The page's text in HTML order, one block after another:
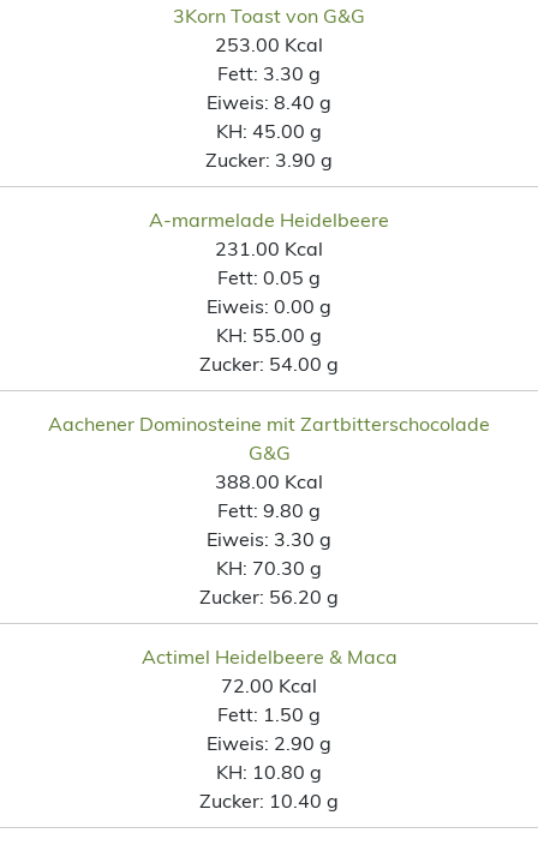
3Korn Toast von G&G
253.00 Kcal
Fett: 3.30 g
Eiweis: 8.40 g
KH: 45.00 g
Zucker: 3.90 g
A-marmelade Heidelbeere
231.00 Kcal
Fett: 0.05 g
Eiweis: 0.00 g
KH: 55.00 g
Zucker: 54.00 g
Aachener Dominosteine mit Zartbitterschocolade
G&G
388.00 Kcal
Fett: 9.80 g
Eiweis: 3.30 g
KH: 70.30 g
Zucker: 56.20 g
Actimel Heidelbeere & Maca
72.00 Kcal
Fett: 1.50 g
Eiweis: 2.90 g
KH: 10.80 g
Zucker: 10.40 g